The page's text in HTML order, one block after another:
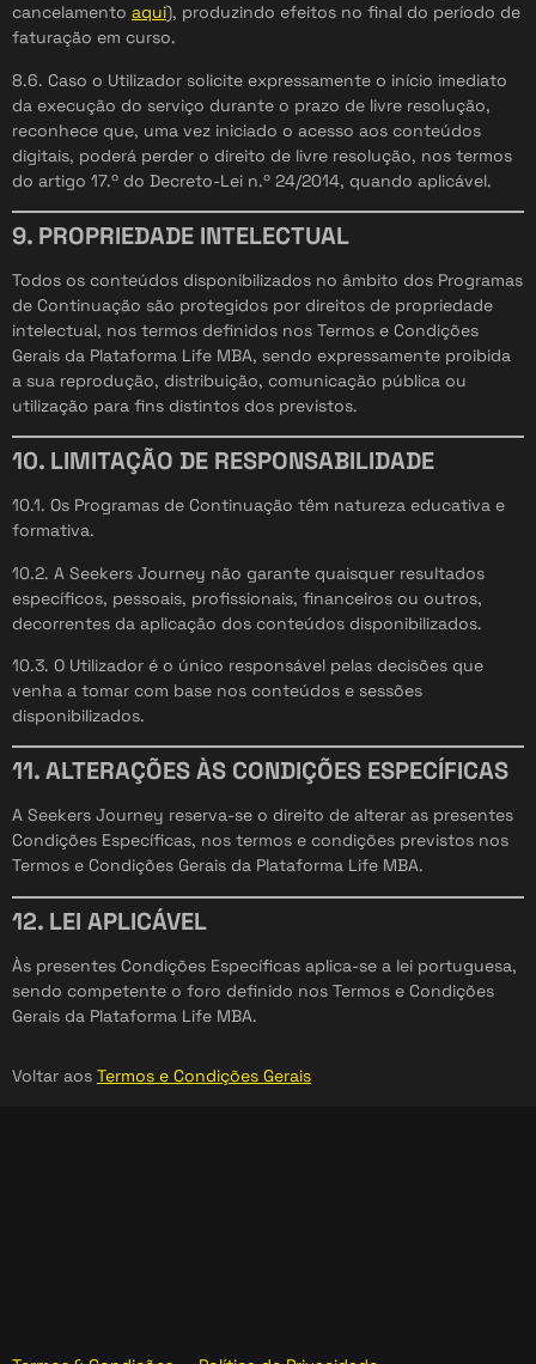
cancelamento aqui), produzindo efeitos no final do período de
faturação em curso.
8.6. Caso o Utilizador solicite expressamente o início imediato
da execução do serviço durante o prazo de livre resolução,
reconhece que, uma vez iniciado o acesso aos conteúdos
digitais, poderá perder o direito de livre resolução, nos termos
do artigo 17.º do Decreto-Lei n.º 24/2014, quando aplicável.
9. PROPRIEDADE INTELECTUAL
Todos os conteúdos disponibilizados no âmbito dos Programas
de Continuação são protegidos por direitos de propriedade
intelectual, nos termos definidos nos Termos e Condições
Gerais da Plataforma Life MBA, sendo expressamente proibida
a sua reprodução, distribuição, comunicação pública ou
utilização para fins distintos dos previstos.
10. LIMITAÇÃO DE RESPONSABILIDADE
10.1. Os Programas de Continuação têm natureza educativa e
formativa.
10.2. A Seekers Journey não garante quaisquer resultados
específicos, pessoais, profissionais, financeiros ou outros,
decorrentes da aplicação dos conteúdos disponibilizados.
10.3. O Utilizador é o único responsável pelas decisões que
venha a tomar com base nos conteúdos e sessões
disponibilizados.
11. ALTERAÇÕES ÀS CONDIÇÕES ESPECÍFICAS
A Seekers Journey reserva-se o direito de alterar as presentes
Condições Específicas, nos termos e condições previstos nos
Termos e Condições Gerais da Plataforma Life MBA.
12. LEI APLICÁVEL
Às presentes Condições Específicas aplica-se a lei portuguesa,
sendo competente o foro definido nos Termos e Condições
Gerais da Plataforma Life MBA.
Voltar aos Termos e Condições Gerais